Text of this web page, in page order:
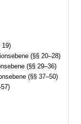
19)
(§§ 20–28)
(§§ 29–36)
(§§ 37–50)